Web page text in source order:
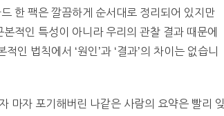
한 팩은 깔끔하게 순서대로 정리되어 있지만
적인 특성이 아니라 우리의 관찰 결과 때문에
인 법칙에서 ‘원인’과 ‘결과’의 차이는 없습니
마자 포기해버린 나같은 사람의 요약은 빨리 잊